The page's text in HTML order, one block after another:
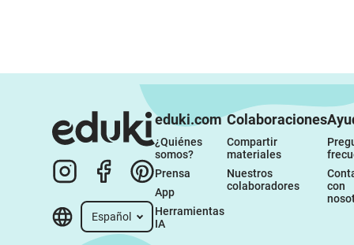
Español
eduki.com
¿Quiénes
somos?
Prensa
App
Herramientas
IA
Colaboraciones
Compartir
materiales
Nuestros
colaboradores
con